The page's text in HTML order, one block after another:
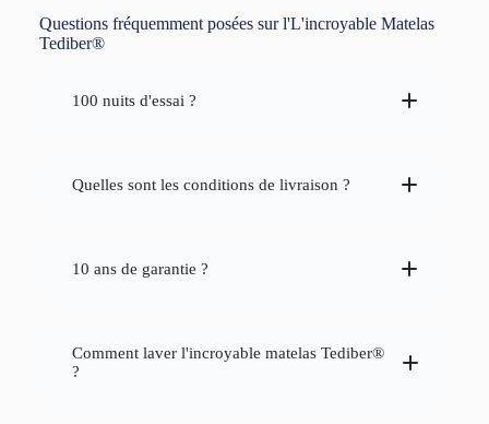
Questions fréquemment posées sur l'L'incroyable Matelas
Tediber®
100 nuits d'essai ?
retour est gratuit
Quelles sont les conditions de livraison ?
10 ans de garantie ?
Comment laver l'incroyable matelas Tediber®
?